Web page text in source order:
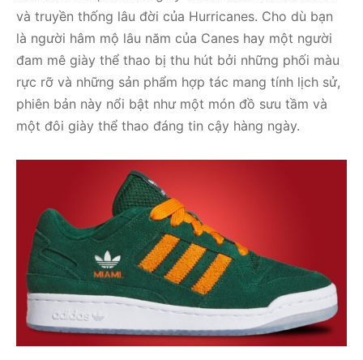
và truyền thống lâu đời của Hurricanes. Cho dù bạn
là người hâm mộ lâu năm của Canes hay một người
đam mê giày thể thao bị thu hút bởi những phối màu
rực rỡ và những sản phẩm hợp tác mang tính lịch sử,
phiên bản này nổi bật như một món đồ sưu tầm và
một đôi giày thể thao đáng tin cậy hàng ngày.